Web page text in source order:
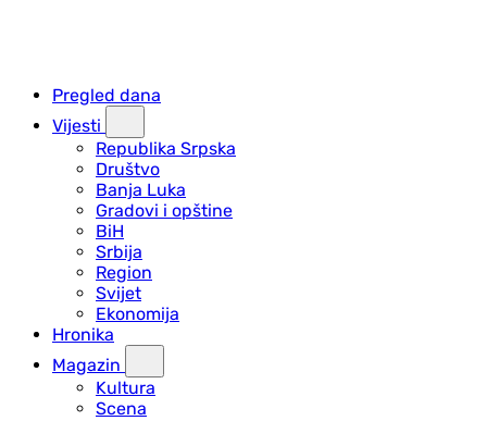
Pregled dana
Vijesti
Republika Srpska
Društvo
Banja Luka
Gradovi i opštine
BiH
Srbija
Region
Svijet
Ekonomija
Hronika
Magazin
Kultura
Scena